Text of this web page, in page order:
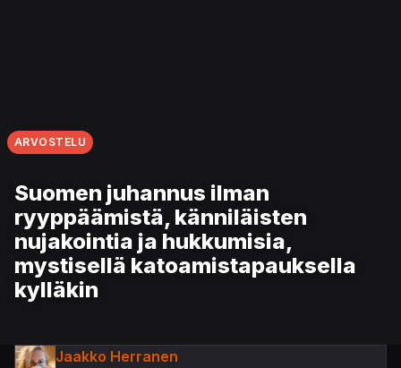
ARVOSTELU
Suomen juhannus ilman
ryyppäämistä, känniläisten
nujakointia ja hukkumisia,
mystisellä katoamistapauksella
kylläkin
Jaakko Herranen